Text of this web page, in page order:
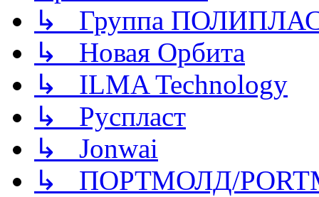
↳ Группа
↳ Новая Орбита
↳ ILMA Technology
↳ Руспласт
↳ Jonwai
↳ ПОРТМОЛД/